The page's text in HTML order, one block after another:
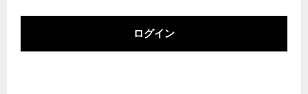
ログイン